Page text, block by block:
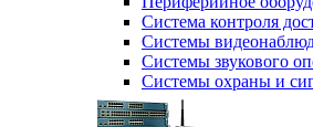
Система контроля
Системы
Системы звукового
Системы охраны и